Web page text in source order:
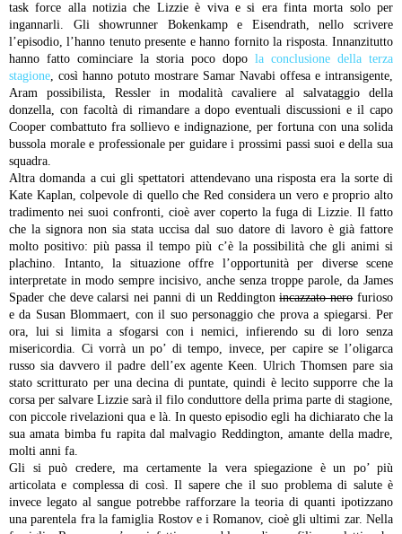
task force alla notizia che Lizzie è viva e si era finta morta solo per
ingannarli. Gli showrunner Bokenkamp e Eisendrath, nello scrivere
l’episodio, l’hanno tenuto presente e hanno fornito la risposta. Innanzitutto
hanno fatto cominciare la storia poco dopo la conclusione della terza
stagione, così hanno potuto mostrare Samar Navabi offesa e intransigente,
Aram possibilista, Ressler in modalità cavaliere al salvataggio della
donzella, con facoltà di rimandare a dopo eventuali discussioni e il capo
Cooper combattuto fra sollievo e indignazione, per fortuna con una solida
bussola morale e professionale per guidare i prossimi passi suoi e della sua
squadra.
Altra domanda a cui gli spettatori attendevano una risposta era la sorte di
Kate Kaplan, colpevole di quello che Red considera un vero e proprio alto
tradimento nei suoi confronti, cioè aver coperto la fuga di Lizzie. Il fatto
che la signora non sia stata uccisa dal suo datore di lavoro è già fattore
molto positivo: più passa il tempo più c’è la possibilità che gli animi si
plachino. Intanto, la situazione offre l’opportunità per diverse scene
interpretate in modo sempre incisivo, anche senza troppe parole, da James
Spader che deve calarsi nei panni di un Reddingtonincazzato nerofurioso
e da Susan Blommaert, con il suo personaggio che prova a spiegarsi. Per
ora, lui si limita a sfogarsi con i nemici, infierendo su di loro senza
misericordia. Ci vorrà un po’ di tempo, invece, per capire se l’oligarca
russo sia davvero il padre dell’ex agente Keen. Ulrich Thomsen pare sia
stato scritturato per una decina di puntate, quindi è lecito supporre che la
corsa per salvare Lizzie sarà il filo conduttore della prima parte di stagione,
con piccole rivelazioni qua e là. In questo episodio egli ha dichiarato che la
sua amata bimba fu rapita dal malvagio Reddington, amante della madre,
molti anni fa.
Gli si può credere, ma certamente la vera spiegazione è un po’ più
articolata e complessa di così. Il sapere che il suo problema di salute è
invece legato al sangue potrebbe rafforzare la teoria di quanti ipotizzano
una parentela fra la famiglia Rostov e i Romanov, cioè gli ultimi zar. Nella